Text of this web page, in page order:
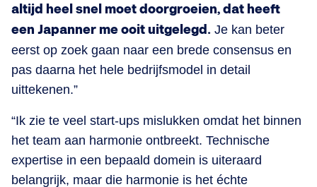
altijd heel snel moet doorgroeien, dat heeft
een Japanner me ooit uitgelegd. Je kan beter
eerst op zoek gaan naar een brede consensus en
pas daarna het hele bedrijfsmodel in detail
uittekenen.”
“Ik zie te veel start-ups mislukken omdat het binnen
het team aan harmonie ontbreekt. Technische
expertise in een bepaald domein is uiteraard
belangrijk, maar die harmonie is het échte